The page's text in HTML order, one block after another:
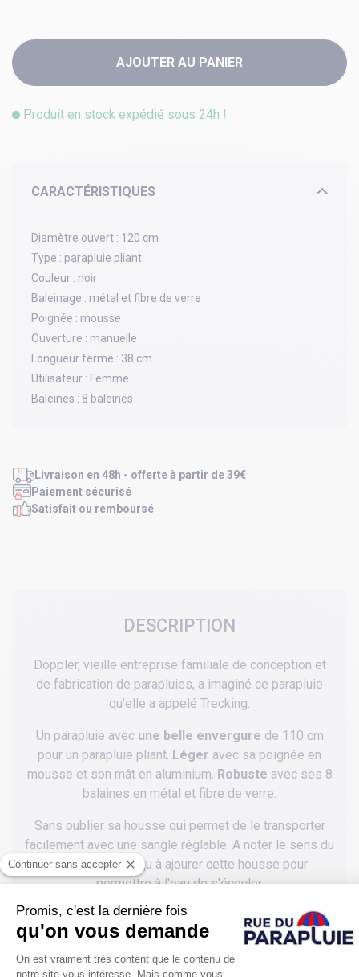
AJOUTER AU PANIER
Produit en stock expédié sous 24h !
CARACTÉRISTIQUES
Diamètre ouvert : 120 cm
Type : parapluie pliant
Couleur : noir
Baleinage : métal et fibre de verre
Poignée : mousse
Ouverture : manuelle
Longueur fermé : 38 cm
Utilisateur : Femme
Baleines : 8 baleines
Livraison en 48h - offerte à partir de 39€
Paiement sécurisé
Satisfait ou remboursé
DESCRIPTION
Doppler, vieille entreprise familiale de conception et
de fabrication de parapluies, a imaginé ce parapluie
qu'elle a appelé Trecking.
Un parapluie avec une belle envergure de 110 cm
pour un parapluie pliant. Léger avec sa poignée en
mousse et son mât en aluminium. Robuste avec ses 8
balaines en métal et fibre de verre.
Sans oublier sa housse qui permet de le transporter
facilement avec une sangle réglable. A noter le sens du
détail qui va jusqu à ajourer cette housse pour
permettre à l'eau de s'écouler.
Ici en noir, un parapluie adapté aux accros de
randonnées aux longs cours. Une bonne idée aussi de
cadeau pour femmes comme pour hommes.